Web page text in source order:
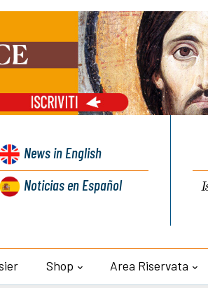
Newsin English
Noticiasen Español
Shop Area Riservata